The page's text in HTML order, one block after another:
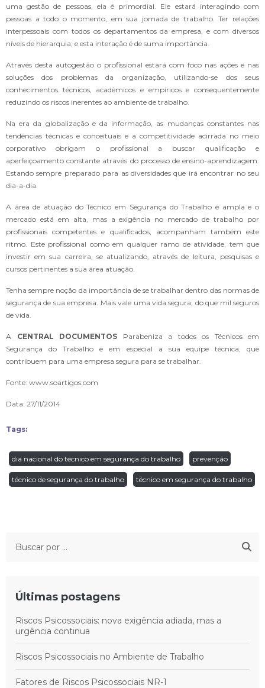
uma gestão de pessoas, ela é primordial. Ele estará interagindo com
pessoas a todo o momento, em sua jornada de trabalho. Ter relações
interpessoais com todos os departamentos da empresa, e com diversos
níveis de hierarquia; e esta interação é de suma importância.
Através desta autogestão o profissional estará com foco nas ações e nas
soluções dos problemas da organização, utilizando-se dos seus
conhecimentos técnicos, acadêmicos e empíricos e consequentemente
reduzindo os riscos inerentes ao ambiente de trabalho.
Na era da globalização e da informação, as mudanças constantes nas
tendências técnicas e conceituais e a competitividade acirrada no meio
corporativo obrigam o profissional a buscar qualificação e
aperfeiçoamento constante através do processo de ensino-aprendizagem.
Estando sempre preparado para as diversidades que irá encontrar no seu
dia-a-dia.
A área de atuação do Técnico em Segurança do Trabalho é ampla e o
mercado está em alta, mas a exigência no mercado de trabalho por
profissionais competentes e qualificados, acompanham também este
ritmo. Este profissional como em qualquer ramo de atividade, tem que
investir em sua carreira, se atualizando, através de leitura, pesquisas e
cursos pertinentes a sua área atuação.
Tenha sempre noção da importância de se trabalhar dentro das normas de
segurança de sua empresa. Mais vale uma vida segura, do que mil seguros
de vida.
A CENTRAL DOCUMENTOS Parabeniza a todos os Técnicos em
Segurança do Trabalho e em especial a sua equipe técnica, que
contribuem para uma empresa segura para se trabalhar.
Fonte: www.soartigos.com
Data: 27/11/2014
Tags:
dia nacional do técnico em segurança do trabalho prevenção
técnico de segurança do trabalho técnico em segurança do trabalho
Últimas postagens
Riscos Psicossociais: nova exigência adiada, mas a
urgência continua
Riscos Psicossociais no Ambiente de Trabalho
Fatores de Riscos Psicossociais NR-1